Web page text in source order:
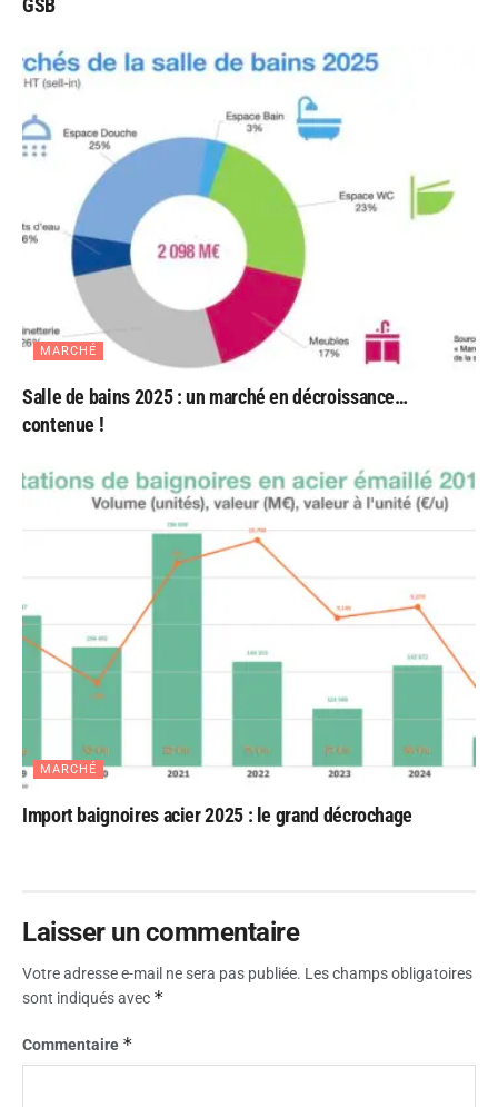
GSB
MARCHÉ
Salle de bains 2025 : un marché en décroissance…
contenue !
MARCHÉ
Import baignoires acier 2025 : le grand décrochage
Laisser un commentaire
Votre adresse e-mail ne sera pas publiée. Les champs obligatoires
sont indiqués avec *
Commentaire *